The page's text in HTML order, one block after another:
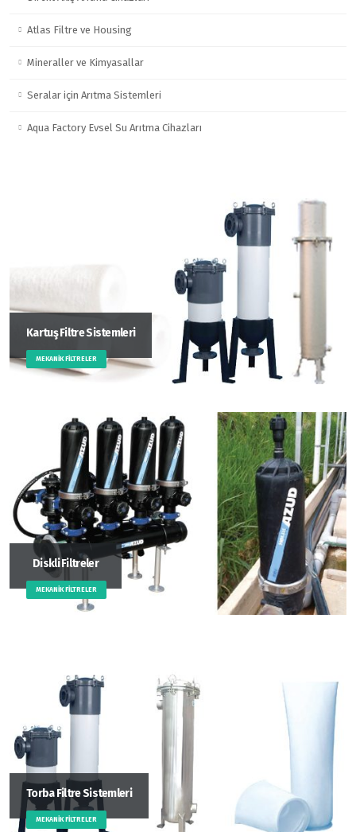
Atlas Filtre ve Housing
Mineraller ve Kimyasallar
Seralar için Arıtma Sistemleri
Aqua Factory Evsel Su Arıtma Cihazları
Kartuş Filtre Sistemleri
MEKANIK FILTRELER
Diskli Filtreler
MEKANIK FILTRELER
Torba Filtre Sistemleri
MEKANIK FILTRELER